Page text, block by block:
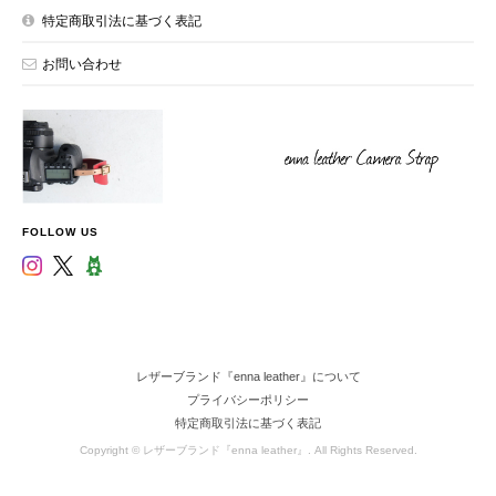
特定商取引法に基づく表記
お問い合わせ
FOLLOW US
レザーブランド『enna leather』について
プライバシーポリシー
特定商取引法に基づく表記
Copyright © レザーブランド『enna leather』. All Rights Reserved.